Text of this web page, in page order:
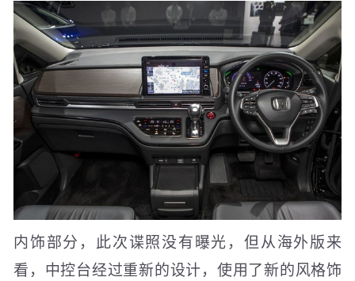
内饰部分，此次谍照没有曝光，但从海外版来
看，中控台经过重新的设计，使用了新的风格饰